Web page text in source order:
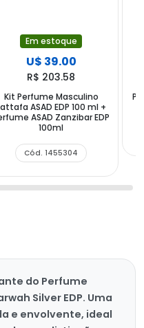
Em estoque
U$ 39.00
R$ 203.58
Kit Perfume Masculino
ASAD EDP 100 ml +
ASAD Zanzibar EDP
100ml
Cód. 1455304
do Perfume
Silver EDP. Uma
e envolvente, ideal